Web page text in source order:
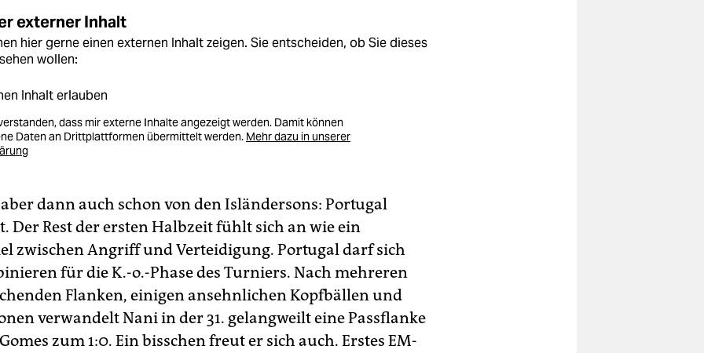
externer Inhalt
hier gerne einen externen Inhalt zeigen. Sie entscheiden, ob Sie dieses
wollen:
Inhalt erlauben
dass mir externe Inhalte angezeigt werden. Damit können
Daten an Drittplattformen übermittelt werden. Mehr dazu in unserer
dann auch schon von den Isländersons: Portugal
Der Rest der ersten Halbzeit fühlt sich an wie ein
zwischen Angriff und Verteidigung. Portugal darf sich
für die K.-o.-Phase des Turniers. Nach mehreren
Flanken, einigen ansehnlichen Kopfbällen und
verwandelt Nani in der 31. gelangweilt eine Passflanke
zum 1:0. Ein bisschen freut er sich auch. Erstes EM-